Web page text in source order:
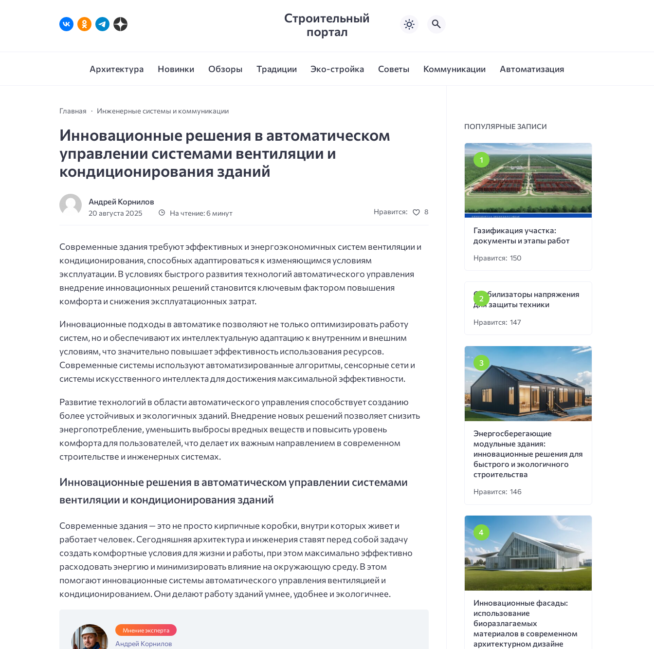
Строительный
портал
Архитектура Новинки Обзоры Традиции Эко-стройка Советы Коммуникации Автоматизация
Главная Инженерные системы и коммуникации
Инновационные решения в автоматическом
управлении системами вентиляции и
кондиционирования зданий
Андрей Корнилов
20 августа 2025 На чтение: 6 минут Нравится: 8
Современные здания требуют эффективных и энергоэкономичных систем вентиляции и
кондиционирования, способных адаптироваться к изменяющимся условиям
эксплуатации. В условиях быстрого развития технологий автоматического управления
внедрение инновационных решений становится ключевым фактором повышения
комфорта и снижения эксплуатационных затрат.
Инновационные подходы в автоматике позволяют не только оптимизировать работу
систем, но и обеспечивают их интеллектуальную адаптацию к внутренним и внешним
условиям, что значительно повышает эффективность использования ресурсов.
Современные системы используют автоматизированные алгоритмы, сенсорные сети и
системы искусственного интеллекта для достижения максимальной эффективности.
Развитие технологий в области автоматического управления способствует созданию
более устойчивых и экологичных зданий. Внедрение новых решений позволяет снизить
энергопотребление, уменьшить выбросы вредных веществ и повысить уровень
комфорта для пользователей, что делает их важным направлением в современном
строительстве и инженерных системах.
Инновационные решения в автоматическом управлении системами
вентиляции и кондиционирования зданий
Современные здания — это не просто кирпичные коробки, внутри которых живет и
работает человек. Сегодняшняя архитектура и инженерия ставят перед собой задачу
создать комфортные условия для жизни и работы, при этом максимально эффективно
расходовать энергию и минимизировать влияние на окружающую среду. В этом
помогают инновационные системы автоматического управления вентиляцией и
кондиционированием. Они делают работу зданий умнее, удобнее и экологичнее.
Мнение эксперта
Андрей Корнилов
ПОПУЛЯРНЫЕ ЗАПИСИ
Газификация участка:
документы и этапы работ
Нравится: 150
Стабилизаторы напряжения
для защиты техники
Нравится: 147
Энергосберегающие
модульные здания:
инновационные решения для
быстрого и экологичного
строительства
Нравится: 146
Инновационные фасады:
использование
биоразлагаемых
материалов в современном
архитектурном дизайне